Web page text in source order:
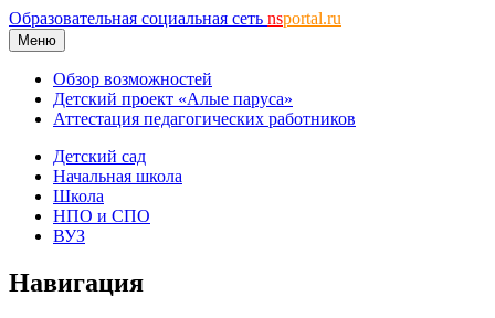
Образовательная социальная сеть nsportal.ru
Меню
Обзор возможностей
Детский проект «Алые паруса»
Аттестация педагогических работников
Детский сад
Начальная школа
Школа
НПО и СПО
ВУЗ
Навигация